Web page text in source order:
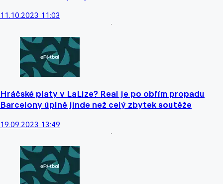
11.10.2023 11:03
Hráčské platy v LaLize? Real je po obřím propadu
Barcelony úplně jinde než celý zbytek soutěže
19.09.2023 13:49